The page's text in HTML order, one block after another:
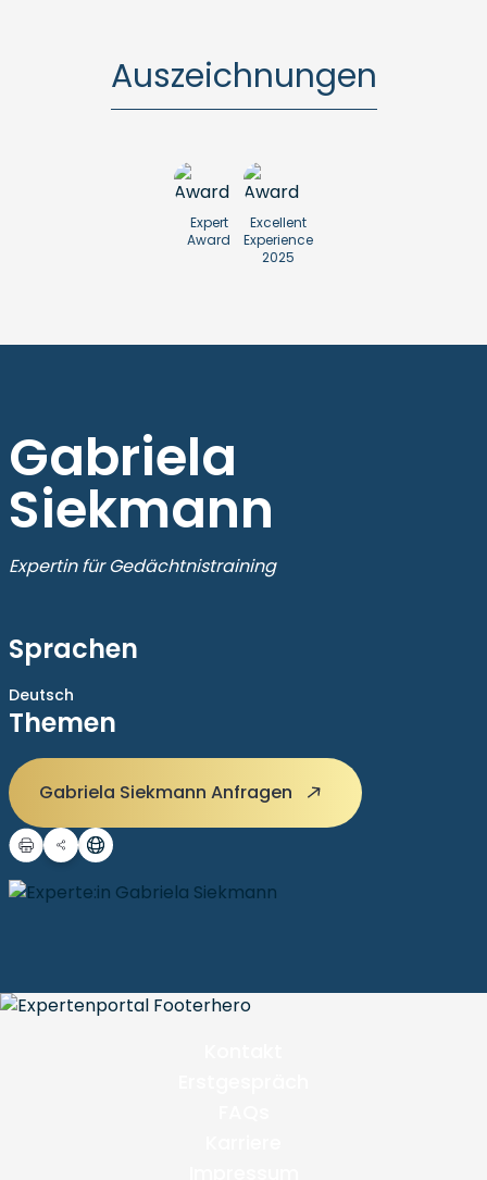
Auszeichnungen
Expert
Award
Excellent
Experience
2025
Gabriela
Siekmann
Expertin für Gedächtnistraining
Sprachen
Deutsch
Themen
Gabriela Siekmann Anfragen